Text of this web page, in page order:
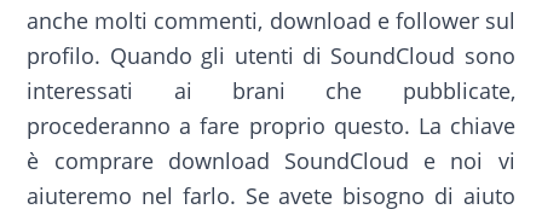
anche molti commenti, download e follower sul
profilo. Quando gli utenti di SoundCloud sono
interessati ai brani che pubblicate,
procederanno a fare proprio questo. La chiave
è comprare download SoundCloud e noi vi
aiuteremo nel farlo. Se avete bisogno di aiuto